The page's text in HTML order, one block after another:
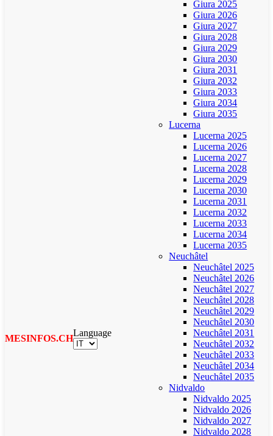
MESINFOS.CH
Language
Giura 2025
Giura 2026
Giura 2027
Giura 2028
Giura 2029
Giura 2030
Giura 2031
Giura 2032
Giura 2033
Giura 2034
Giura 2035
Lucerna
Lucerna 2025
Lucerna 2026
Lucerna 2027
Lucerna 2028
Lucerna 2029
Lucerna 2030
Lucerna 2031
Lucerna 2032
Lucerna 2033
Lucerna 2034
Lucerna 2035
Neuchâtel
Neuchâtel 2025
Neuchâtel 2026
Neuchâtel 2027
Neuchâtel 2028
Neuchâtel 2029
Neuchâtel 2030
Neuchâtel 2031
Neuchâtel 2032
Neuchâtel 2033
Neuchâtel 2034
Neuchâtel 2035
Nidvaldo
Nidvaldo 2025
Nidvaldo 2026
Nidvaldo 2027
Nidvaldo 2028